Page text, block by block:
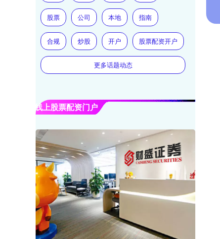
股票 公司 本地 指南
合规 炒股 开户 股票配资开户
更多话题动态
线上股票配资门户